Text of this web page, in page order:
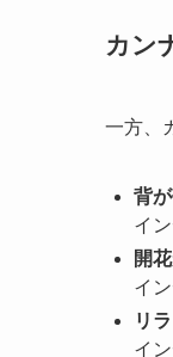
カン
一方、
背
イ
開
イ
リ
イ